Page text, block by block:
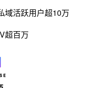
域活跃用户超10万
超百万